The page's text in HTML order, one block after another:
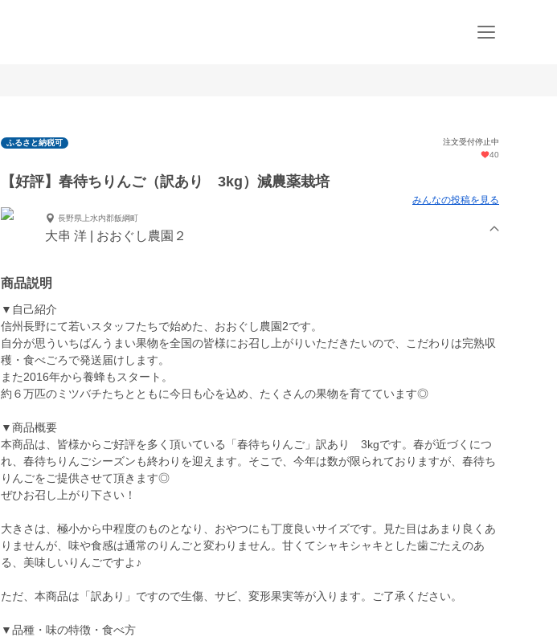
ふるさと納税可
注文受付停止中
40
【好評】春待ちりんご（訳あり 3kg）減農薬栽培
みんなの投稿を見る
長野県上水内郡飯綱町
大串 洋 | おおぐし農園２
商品説明
▼自己紹介
信州長野にて若いスタッフたちで始めた、おおぐし農園2です。
自分が思ういちばんうまい果物を全国の皆様にお召し上がりいただきたいので、こだわりは完熟収
穫・食べごろで発送届けします。
また2016年から養蜂もスタート。
約６万匹のミツバチたちとともに今日も心を込め、たくさんの果物を育てています◎
▼商品概要
本商品は、皆様からご好評を多く頂いている「春待ちりんご」訳あり 3kgです。春が近づくにつ
れ、春待ちりんごシーズンも終わりを迎えます。そこで、今年は数が限られておりますが、春待ち
りんごをご提供させて頂きます◎
ぜひお召し上がり下さい！
大きさは、極小から中程度のものとなり、おやつにも丁度良いサイズです。見た目はあまり良くあ
りませんが、味や食感は通常のりんごと変わりません。甘くてシャキシャキとした歯ごたえのあ
る、美味しいりんごですよ♪
ただ、本商品は「訳あり」ですので生傷、サビ、変形果実等が入ります。ご了承ください。
▼品種・味の特徴・食べ方